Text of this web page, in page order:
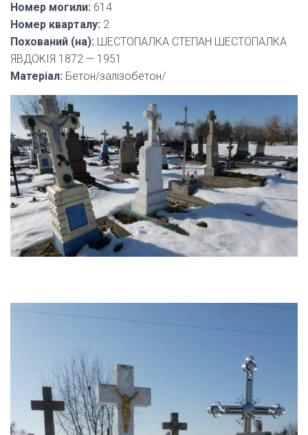
Номер могили: 614
Номер кварталу: 2
Похований (на): ШЕСТОПАЛКА СТЕПАН ШЕСТОПАЛКА
ЯВДОКІЯ 1872 — 1951
Матеріал: Бетон/залізобетон/